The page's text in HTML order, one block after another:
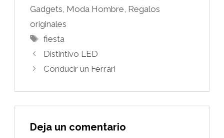
Gadgets Moda Hombre Regalos
originales
Etiquetas
fiesta
Distintivo LED
Conducir un Ferrari
Deja un comentario